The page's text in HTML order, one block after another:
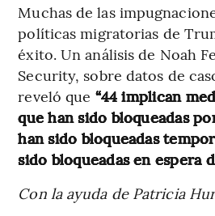
Muchas de las
políticas migratorias de
éxito. Un análisis de Noah
Security, sobre datos de
reveló que “44 implican
que han sido bloqueadas
han sido bloqueadas
sido bloqueadas en espera
Con la ayuda de Patricia